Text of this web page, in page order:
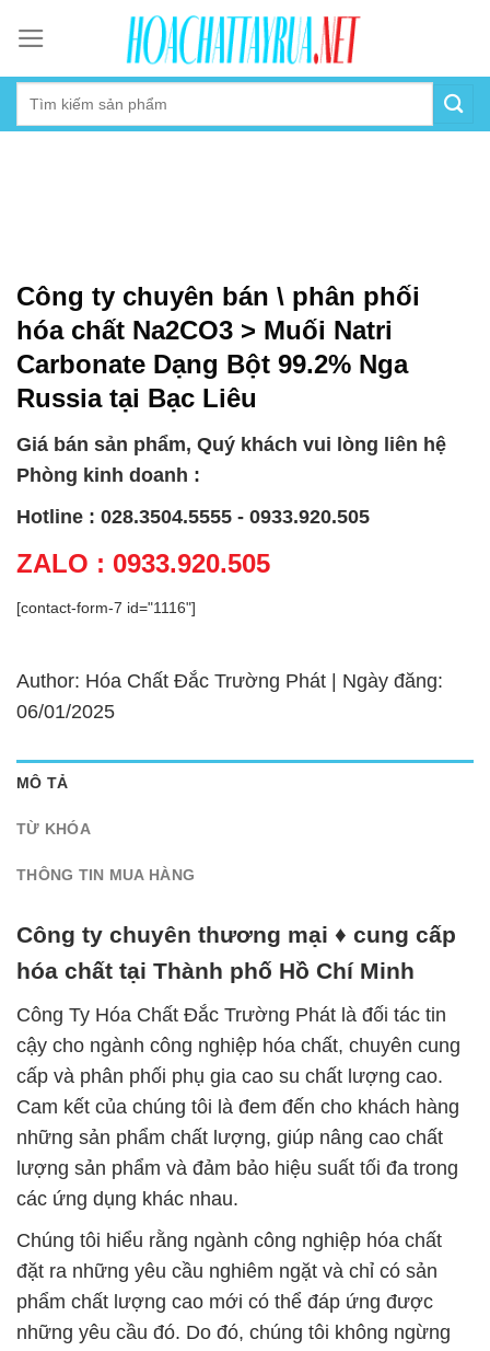
content
Công ty chuyên bán \ phân phối
hóa chất Na2CO3 > Muối Natri
Carbonate Dạng Bột 99.2% Nga
Russia tại Bạc Liêu
Giá bán sản phẩm, Quý khách vui lòng liên hệ
Phòng kinh doanh :
Hotline : 028.3504.5555 - 0933.920.505
ZALO : 0933.920.505
[contact-form-7 id="1116"]
Author: Hóa Chất Đắc Trường Phát | Ngày đăng:
06/01/2025
MÔ TẢ
TỪ KHÓA
THÔNG TIN MUA HÀNG
Công ty chuyên thương mại ♦ cung cấp
hóa chất tại Thành phố Hồ Chí Minh
Công Ty Hóa Chất Đắc Trường Phát là đối tác tin
cậy cho ngành công nghiệp hóa chất, chuyên cung
cấp và phân phối phụ gia cao su chất lượng cao.
Cam kết của chúng tôi là đem đến cho khách hàng
những sản phẩm chất lượng, giúp nâng cao chất
lượng sản phẩm và đảm bảo hiệu suất tối đa trong
các ứng dụng khác nhau.
Chúng tôi hiểu rằng ngành công nghiệp hóa chất
đặt ra những yêu cầu nghiêm ngặt và chỉ có sản
phẩm chất lượng cao mới có thể đáp ứng được
những yêu cầu đó. Do đó, chúng tôi không ngừng